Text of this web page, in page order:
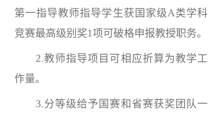
第一指导教师指导学生获国家级A类学科
竞赛最高级别奖1项可破格申报教授职务。
2.教师指导项目可相应折算为教学工
作量。
3.分等级给予国赛和省赛获奖团队一